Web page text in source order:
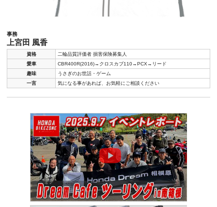
事務
上宮田 風香
資格
二輪品質評価者 損害保険募集人
愛車
CBR400R(2016)→クロスカブ110→PCX→リード
趣味
うさぎのお世話・ゲーム
一言
気になる事があれば、お気軽にご相談ください